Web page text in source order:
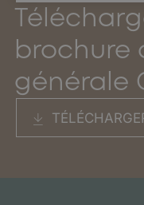
brochure
générale